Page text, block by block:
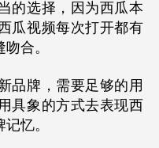
的选择，因为西瓜本
瓜视频每次打开都有
合。
品牌，需要足够的用
具象的方式去表现西
忆。